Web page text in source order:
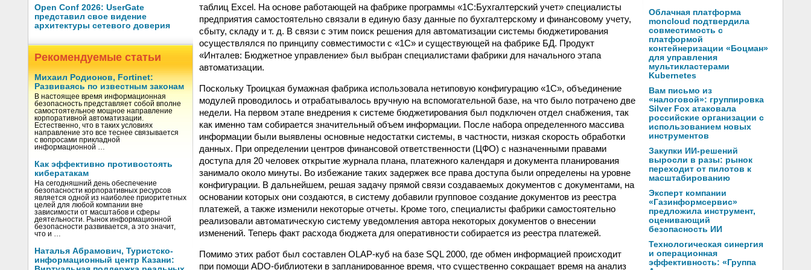
Open Conf 2026: UserGate
представил свое видение
архитектуры сетевого доверия
Рекомендуемые статьи
Михаил Родионов, Fortinet:
Развиваясь по известным законам
В настоящее время информационная
безопасность представляет собой вполне
самостоятельное мощное направление
корпоративной автоматизации.
Естественно, что в таких условиях
направление это все теснее связывается
с вопросами прикладной
информационной …
Как эффективно противостоять
кибератакам
На сегодняшний день обеспечение
безопасности корпоративных ресурсов
является одной из наиболее приоритетных
целей для любой компании вне
зависимости от масштабов и сферы
деятельности. Рынок информационной
безопасности развивается, а это значит,
что и …
Наталья Абрамович, Туристско-
информационный центр Казани:
таблиц Excel. На основе работающей на фабрике программы «1С:Бухгалтерский учет» специалисты
предприятия самостоятельно связали в единую базу данные по бухгалтерскому и финансовому учету,
сбыту, складу и т. д. В связи с этим поиск решения для автоматизации системы бюджетирования
осуществлялся по принципу совместимости с «1С» и существующей на фабрике БД. Продукт
«Инталев: Бюджетное управление» был выбран специалистами фабрики для начального этапа
автоматизации.
Поскольку Троицкая бумажная фабрика использовала нетиповую конфигурацию «1С», объединение
модулей проводилось и отрабатывалось вручную на вспомогательной базе, на что было потрачено две
недели. На первом этапе внедрения к системе бюджетирования был подключен отдел снабжения, так
как именно там собирается значительный объем информации. После набора определенного массива
информации были выявлены основные недостатки системы, в частности, низкая скорость обработки
данных. При определении центров финансовой ответственности (ЦФО) с назначенными правами
доступа для 20 человек открытие журнала плана, платежного календаря и документа планирования
занимало около минуты. Во избежание таких задержек все права доступа были определены на уровне
конфигурации. В дальнейшем, решая задачу прямой связи создаваемых документов с документами, на
основании которых они создаются, в систему добавили групповое создание документов из реестра
платежей, а также изменили некоторые отчеты. Кроме того, специалисты фабрики самостоятельно
реализовали автоматическую систему уведомления автора некоторых документов о внесении
изменений. Теперь факт расхода бюджета для оперативности собирается из реестра платежей.
Помимо этих работ был составлен OLAP-куб на базе SQL 2000, где обмен информацией происходит
при помощи ADO-библиотеки в запланированное время, что существенно сокращает время на анализ
Облачная платформа
moncloud подтвердила
совместимость с
платформой
контейнеризации «Боцман»
для управления
мультикластерами
Kubernetes
Вам письмо из
«налоговой»: группировка
Silver Fox атаковала
российские организации с
использованием новых
инструментов
Закупки ИИ-решений
выросли в разы: рынок
переходит от пилотов к
масштабированию
Эксперт компании
«Газинформсервис»
предложила инструмент,
оценивающий
безопасность ИИ
Технологическая синергия
и операционная
эффективность: «Группа